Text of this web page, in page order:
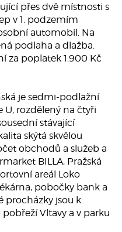
přes dvě místnosti s
v 1. podzemím
automobil. Na
podlaha a dlažba.
za poplatek 1.900 Kč
je sedmi-podlažní
rozdělený na čtyři
stávající
skýtá skvělou
obchodů a služeb a
BILLA, Pražská
areál Loko
pobočky bank a
procházky jsou k
Vltavy a v parku